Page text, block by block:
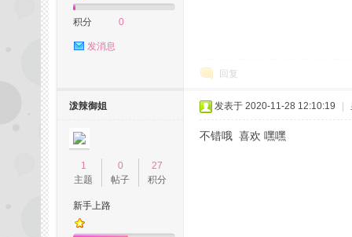
积分 0
发消息
回复
泼辣御姐
1
主题
0
帖子
27
积分
新手上路
发表于 2020-11-28 12:10:19
不错哦 喜欢 嘿嘿